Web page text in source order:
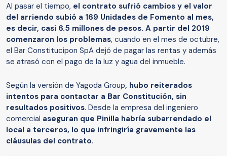
Al pasar el tiempo, el contrato sufrió cambios y el valor
del arriendo subió a 169 Unidades de Fomento al mes,
es decir, casi 6.5 millones de pesos. A partir del 2019
comenzaron los problemas, cuando en el mes de octubre,
el Bar Constitucipon SpA dejó de pagar las rentas y además
se atrasó con el pago de la luz y agua del inmueble.
Según la versión de Yagoda Group, hubo reiterados
intentos para contactar a Bar Constitución, sin
resultados positivos. Desde la empresa del ingeniero
comercial aseguran que Pinilla habría subarrendado el
local a terceros, lo que infringiría gravemente las
cláusulas del contrato.